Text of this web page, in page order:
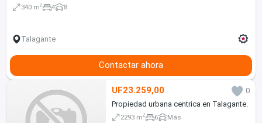
340 m2 4 8
Talagante
Contactar ahora
UF23.259,00
0
Propiedad urbana centrica en Talagante.
2293 m2 6 Más